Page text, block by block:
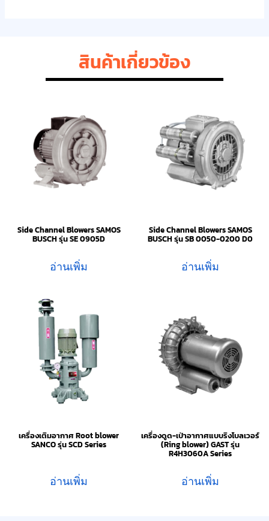
สินค้าเกี่ยวข้อง
Side Channel Blowers SAMOS
BUSCH รุ่น SE 0905D
อ่านเพิ่ม
Side Channel Blowers SAMOS
BUSCH รุ่น SB 0050-0200 D0
อ่านเพิ่ม
เครื่องเติมอากาศ Root blower
SANCO รุ่น SCD Series
อ่านเพิ่ม
เครื่องดูด-เป่าอากาศแบบริงโบลเวอร์
(Ring blower) GAST รุ่น
R4H3060A Series
อ่านเพิ่ม